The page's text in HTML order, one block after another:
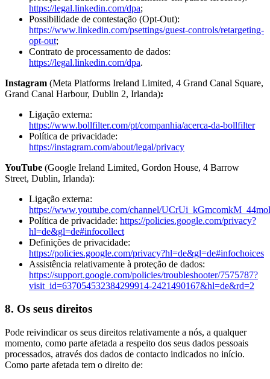
https://legal.linkedin.com/dpa;
Possibilidade de contestação (Opt-Out):
https://www.linkedin.com/psettings/guest-controls/retargeting-
opt-out;
Contrato de processamento de dados:
https://legal.linkedin.com/dpa.
Instagram (Meta Platforms Ireland Limited, 4 Grand Canal Square,
Grand Canal Harbour, Dublin 2, Irlanda):
Ligação externa:
https://www.bollfilter.com/pt/companhia/acerca-da-bollfilter
Política de privacidade:
https://instagram.com/about/legal/privacy
YouTube (Google Ireland Limited, Gordon House, 4 Barrow
Street, Dublin, Irlanda):
Ligação externa:
https://www.youtube.com/channel/
Política de privacidade: https://policies.google.com/privacy?
hl=de&gl=de#infocollect
Definições de privacidade:
https://policies.google.com/privacy?hl=de&gl=de#infochoices
Assistência relativamente à proteção de dados:
https://support.google.com/policies/troubleshooter/7575787?
visit_id=637054532384299914-2421490167&hl=de&rd=2
8. Os seus direitos
Pode reivindicar os seus direitos relativamente a nós, a qualquer
momento, como parte afetada a respeito dos seus dados pessoais
processados, através dos dados de contacto indicados no início.
Como parte afetada tem o direito de: